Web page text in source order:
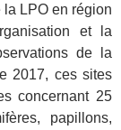
la LPO en région
et la
de la
2017, ces sites
concernant 25
papillons,